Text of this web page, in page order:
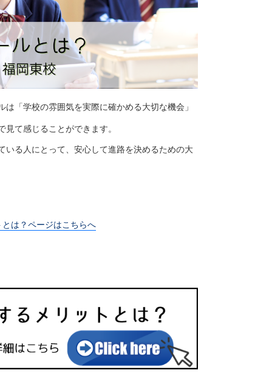
「学校の雰囲気を実際に確かめる大切な機会」
て感じることができます。
いる人にとって、安心して進路を決めるための大
は？ページはこちらへ